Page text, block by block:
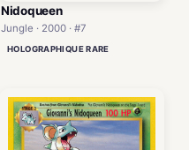
Nidoqueen
Jungle · 2000 · #7
HOLOGRAPHIQUE RARE